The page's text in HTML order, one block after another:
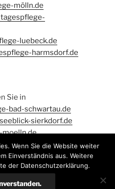
mölln.de
luebeck.de
harmsdorf.de
Sie in
bad-schwartau.de
sierkdorf.de
moelln.de
Wenn Sie die Website weiter
Einverständnis aus. Weitere
der Datenschutzerklärung.